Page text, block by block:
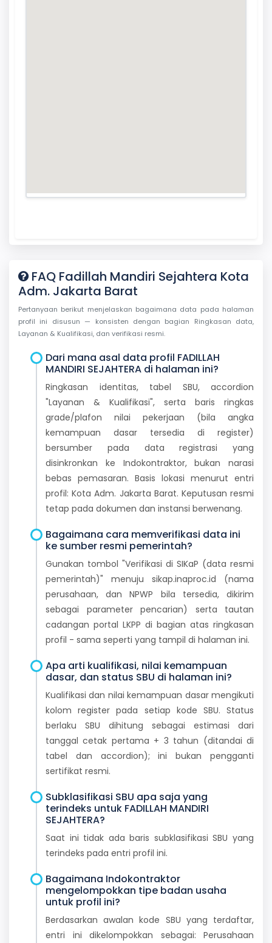
FAQ Fadillah Mandiri Sejahtera Kota
Adm. Jakarta Barat
Pertanyaan berikut menjelaskan bagaimana data pada halaman
profil ini disusun — konsisten dengan bagian Ringkasan data,
Layanan & Kualifikasi, dan verifikasi resmi.
Dari mana asal data profil FADILLAH
MANDIRI SEJAHTERA di halaman ini?
Ringkasan identitas, tabel SBU, accordion
"Layanan & Kualifikasi", serta baris ringkas
grade/plafon nilai pekerjaan (bila angka
kemampuan dasar tersedia di register)
bersumber pada data registrasi yang
disinkronkan ke Indokontraktor, bukan narasi
bebas pemasaran. Basis lokasi menurut entri
profil: Kota Adm. Jakarta Barat. Keputusan resmi
tetap pada dokumen dan instansi berwenang.
Bagaimana cara memverifikasi data ini
ke sumber resmi pemerintah?
Gunakan tombol "Verifikasi di SIKaP (data resmi
pemerintah)" menuju sikap.inaproc.id (nama
perusahaan, dan NPWP bila tersedia, dikirim
sebagai parameter pencarian) serta tautan
cadangan portal LKPP di bagian atas ringkasan
profil - sama seperti yang tampil di halaman ini.
Apa arti kualifikasi, nilai kemampuan
dasar, dan status SBU di halaman ini?
Kualifikasi dan nilai kemampuan dasar mengikuti
kolom register pada setiap kode SBU. Status
berlaku SBU dihitung sebagai estimasi dari
tanggal cetak pertama + 3 tahun (ditandai di
tabel dan accordion); ini bukan pengganti
sertifikat resmi.
Subklasifikasi SBU apa saja yang
terindeks untuk FADILLAH MANDIRI
SEJAHTERA?
Saat ini tidak ada baris subklasifikasi SBU yang
terindeks pada entri profil ini.
Bagaimana Indokontraktor
mengelompokkan tipe badan usaha
untuk profil ini?
Berdasarkan awalan kode SBU yang terdaftar,
entri ini dikelompokkan sebagai: Perusahaan